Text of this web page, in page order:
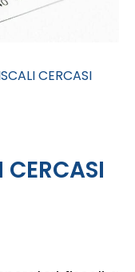
CERCASI
CERCASI